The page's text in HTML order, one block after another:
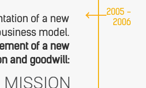
2005 -
2006
of a new
model.
of a new
and goodwill: